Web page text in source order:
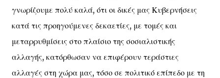
γνωρίζουμε πολύ καλά, ότι οι δικές μας Κυβερνήσεις
κατά τις προηγούμενες δεκαετίες, με τομές και
μεταρρυθμίσεις στο πλαίσιο της σοσιαλιστικής
αλλαγής, κατόρθωσαν να επιφέρουν τεράστιες
αλλαγές στη χώρα μας, τόσο σε πολιτικό επίπεδο με τη